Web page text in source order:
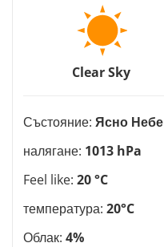
Clear Sky
Състояние: Ясно Небе
налягане: 1013 hPa
Feel like: 20 °C
температура: 20°C
Облак: 4%